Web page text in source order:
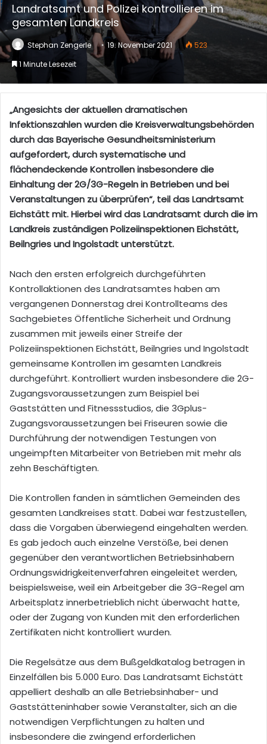
Landratsamt und Polizei kontrollieren im
gesamten Landkreis
Stephan Zengerle 19. November 2021
523
1 Minute Lesezeit
„Angesichts der aktuellen dramatischen
Infektionszahlen wurden die Kreisverwaltungsbehörden
durch das Bayerische Gesundheitsministerium
aufgefordert, durch systematische und
flächendeckende Kontrollen insbesondere die
Einhaltung der 2G/3G-Regeln in Betrieben und bei
Veranstaltungen zu überprüfen“, teil das Landrtsamt
Eichstätt mit. Hierbei wird das Landratsamt durch die im
Landkreis zuständigen Polizeiinspektionen Eichstätt,
Beilngries und Ingolstadt unterstützt.
Nach den ersten erfolgreich durchgeführten
Kontrollaktionen des Landratsamtes haben am
vergangenen Donnerstag drei Kontrollteams des
Sachgebietes Öffentliche Sicherheit und Ordnung
zusammen mit jeweils einer Streife der
Polizeiinspektionen Eichstätt, Beilngries und Ingolstadt
gemeinsame Kontrollen im gesamten Landkreis
durchgeführt. Kontrolliert wurden insbesondere die 2G-
Zugangsvoraussetzungen zum Beispiel bei
Gaststätten und Fitnessstudios, die 3Gplus-
Zugangsvoraussetzungen bei Friseuren sowie die
Durchführung der notwendigen Testungen von
ungeimpften Mitarbeiter von Betrieben mit mehr als
zehn Beschäftigten.
Die Kontrollen fanden in sämtlichen Gemeinden des
gesamten Landkreises statt. Dabei war festzustellen,
dass die Vorgaben überwiegend eingehalten werden.
Es gab jedoch auch einzelne Verstöße, bei denen
gegenüber den verantwortlichen Betriebsinhabern
Ordnungswidrigkeitenverfahren eingeleitet werden,
beispielsweise, weil ein Arbeitgeber die 3G-Regel am
Arbeitsplatz innerbetrieblich nicht überwacht hatte,
oder der Zugang von Kunden mit den erforderlichen
Zertifikaten nicht kontrolliert wurden.
Die Regelsätze aus dem Bußgeldkatalog betragen in
Einzelfällen bis 5.000 Euro. Das Landratsamt Eichstätt
appelliert deshalb an alle Betriebsinhaber- und
Gaststätteninhaber sowie Veranstalter, sich an die
notwendigen Verpflichtungen zu halten und
insbesondere die zwingend erforderlichen